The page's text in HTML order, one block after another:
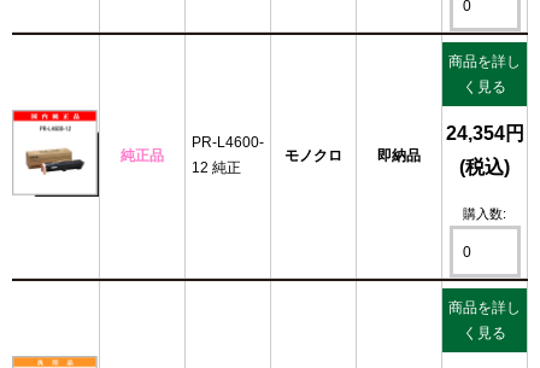
純正品
PR-L4600-
12 純正
モノクロ 即納品
商品を詳し
く見る
24,354円
(税込)
購入数:
商品を詳し
く見る